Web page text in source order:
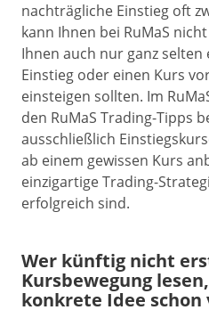
nachträgliche Einstieg oft
kann Ihnen bei RuMaS
Ihnen auch nur ganz
Einstieg oder einen Kurs
einsteigen sollten. Im
den RuMaS Trading-Tipps
ausschließlich
ab einem gewissen Kurs
einzigartige Trading-
erfolgreich sind.
Wer künftig nicht
Kursbewegung
konkrete Idee